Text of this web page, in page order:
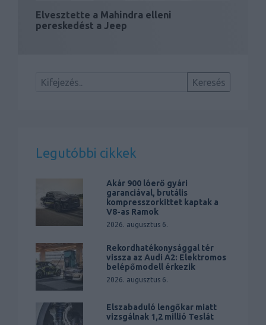
Elvesztette a Mahindra elleni
pereskedést a Jeep
Legutóbbi cikkek
Akár 900 lóerő gyári
garanciával, brutális
kompresszorkittet kaptak a
V8-as Ramok
2026. augusztus 6.
Rekordhatékonysággal tér
vissza az Audi A2: Elektromos
belépőmodell érkezik
2026. augusztus 6.
Elszabaduló lengőkar miatt
vizsgálnak 1,2 millió Teslát